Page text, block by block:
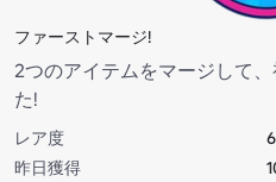
ファーストマージ!
2つのアイテムをマージして
た!
レア度
昨日獲得